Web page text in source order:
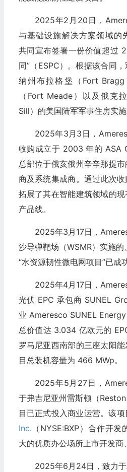
2025年2月20日，
与基础设施解决方案领域的
共同宣布签署一份价值超过
同”（ESPC）。根据该合同
纳州布拉格堡（Fort
（Fort Meade）以及俄克
Sill）的美国陆军军事住房实施
2025年3月3日，
收购成立于 2003 年的 ASA
总部位于俄亥俄州辛辛那提
商及系统集成商。通过此次
拓展了其在智能建筑领域的
产品线。
2025年3月17日，
沙导弹靶场（WSMR）实施
“水资源韧性微电网项目”已成
2025年4月17日，
光伏 EPC 承包商 SUNEL
业 Ameresco SUNEL
总价值达 3.034 亿欧元的
罗马尼亚西南部的三座太阳
目总装机容量为 466 MWp。
2025年5月27日，
于弗吉尼亚州雷斯顿（
目已正式投入商业运营。该
Inc. （NYSE:BXP）合作开
大的优质办公场所上市开发商
2025年6月24日，致力